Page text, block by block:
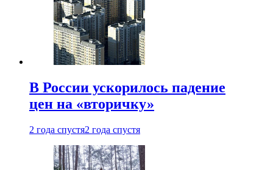
В России ускорилось падение
цен на «вторичку»
2 года спустя2 года спустя